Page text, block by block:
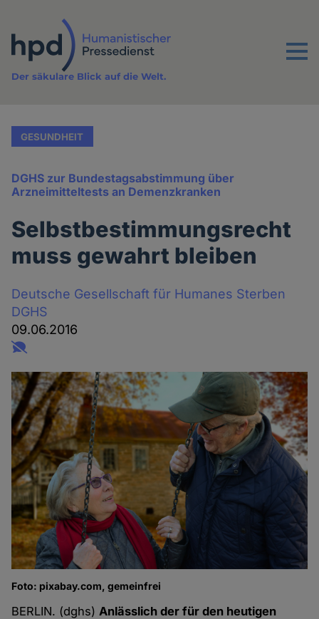
Inhalt
Menu
Der säkulare Blick auf die Welt.
GESUNDHEIT
DGHS zur Bundestagsabstimmung über
Arzneimitteltests an Demenzkranken
Selbstbestimmungsrecht
muss gewahrt bleiben
Deutsche Gesellschaft für Humanes Sterben
DGHS
09.06.2016
Foto: pixabay.com, gemeinfrei
BERLIN. (dghs)Anlässlich der für den heutigen